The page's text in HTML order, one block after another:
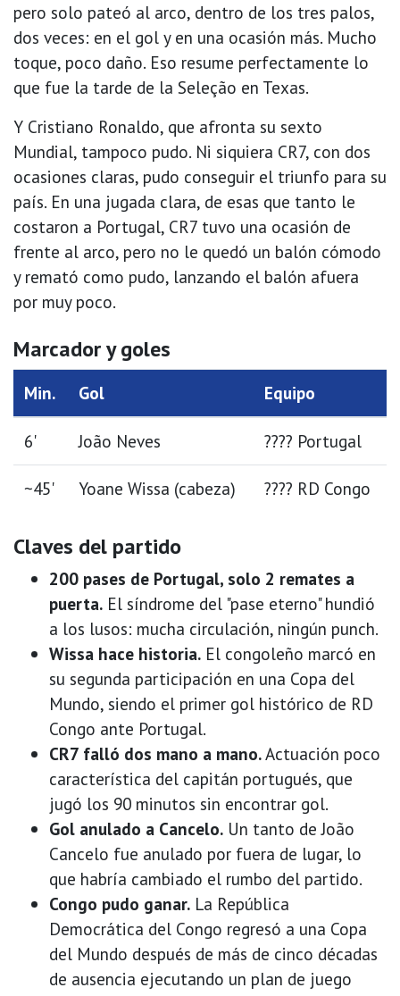
pero solo pateó al arco, dentro de los tres palos,
dos veces: en el gol y en una ocasión más. Mucho
toque, poco daño. Eso resume perfectamente lo
que fue la tarde de la Seleção en Texas.
Y Cristiano Ronaldo, que afronta su sexto
Mundial, tampoco pudo. Ni siquiera CR7, con dos
ocasiones claras, pudo conseguir el triunfo para su
país. En una jugada clara, de esas que tanto le
costaron a Portugal, CR7 tuvo una ocasión de
frente al arco, pero no le quedó un balón cómodo
y remató como pudo, lanzando el balón afuera
por muy poco.
Marcador y goles
Min. Gol Equipo
6' João Neves ???? Portugal
~45' Yoane Wissa (cabeza) ???? RD Congo
Claves del partido
200 pases de Portugal, solo 2 remates a
puerta. El síndrome del "pase eterno" hundió
a los lusos: mucha circulación, ningún punch.
Wissa hace historia. El congoleño marcó en
su segunda participación en una Copa del
Mundo, siendo el primer gol histórico de RD
Congo ante Portugal.
CR7 falló dos mano a mano.Actuación poco
característica del capitán portugués, que
jugó los 90 minutos sin encontrar gol.
Gol anulado a Cancelo. Un tanto de João
Cancelo fue anulado por fuera de lugar, lo
que habría cambiado el rumbo del partido.
Congo pudo ganar. La República
Democrática del Congo regresó a una Copa
del Mundo después de más de cinco décadas
de ausencia ejecutando un plan de juego